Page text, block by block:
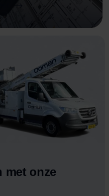
met onze